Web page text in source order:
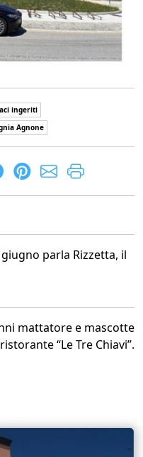
ingeriti
Agnone
parla Rizzetta, il
mattatore e mascotte
“Le Tre Chiavi”.